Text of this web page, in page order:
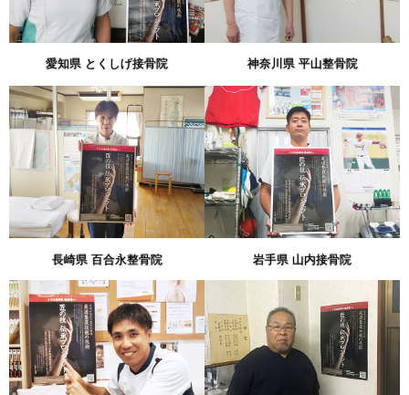
愛知県 とくしげ接骨院 神奈川県 平山整骨院
長崎県 百合永整骨院 岩手県 山内接骨院